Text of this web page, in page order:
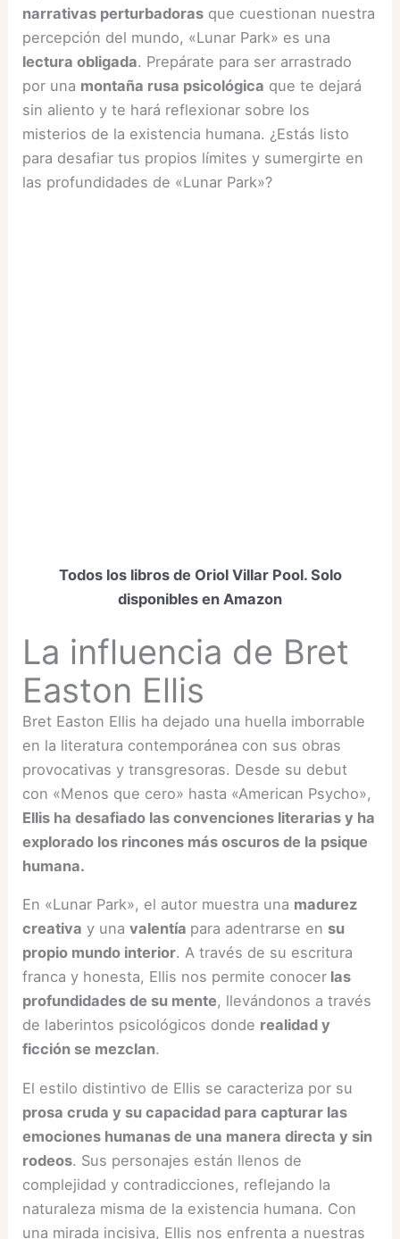
narrativas perturbadoras que cuestionan nuestra
percepción del mundo, «Lunar Park» es una
lectura obligada. Prepárate para ser arrastrado
por una montaña rusa psicológica que te dejará
sin aliento y te hará reflexionar sobre los
misterios de la existencia humana. ¿Estás listo
para desafiar tus propios límites y sumergirte en
las profundidades de «Lunar Park»?
Todos los libros de Oriol Villar Pool. Solo
disponibles en Amazon
La influencia de Bret
Easton Ellis
Bret Easton Ellis ha dejado una huella imborrable
en la literatura contemporánea con sus obras
provocativas y transgresoras. Desde su debut
con «Menos que cero» hasta «American Psycho»,
Ellis ha desafiado las convenciones literarias y ha
explorado los rincones más oscuros de la psique
humana.
En «Lunar Park», el autor muestra una madurez
creativa y unavalentía para adentrarse en su
propio mundo interior. A través de su escritura
franca y honesta, Ellis nos permite conocer las
profundidades de su mente, llevándonos a través
de laberintos psicológicos donde realidad y
ficción se mezclan.
El estilo distintivo de Ellis se caracteriza por su
prosa cruda y su capacidad para capturar las
emociones humanas de una manera directa y sin
rodeos. Sus personajes están llenos de
complejidad y contradicciones, reflejando la
naturaleza misma de la existencia humana. Con
una mirada incisiva, Ellis nos enfrenta a nuestras